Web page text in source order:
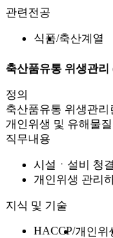
관련전공
식품 축산계열
축산품유통 위생관리
정의
축산품유통 위생관리
개인위생 및 유해물
직무내용
시설ㆍ설비 청
개인위생 관리하
지식 및 기술
HACCP 개인위